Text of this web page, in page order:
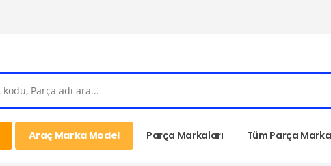
Araç Marka Model Parça Markaları Tüm Parça